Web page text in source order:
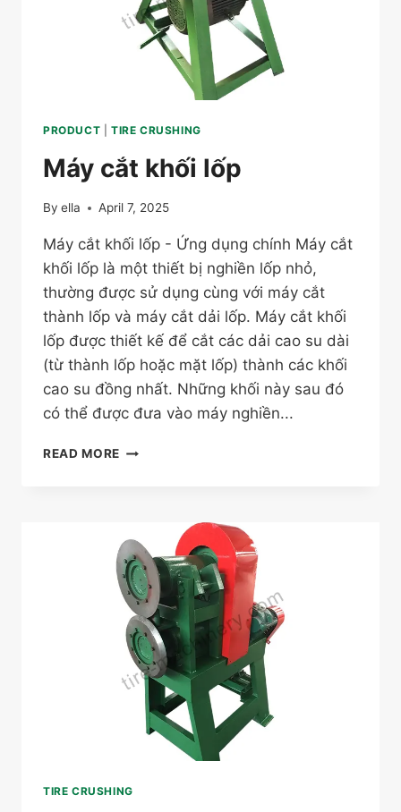
PRODUCT TIRE CRUSHING
Máy cắt khối lốp
By ella April 7, 2025
Máy cắt khối lốp - Ứng dụng chính Máy cắt
khối lốp là một thiết bị nghiền lốp nhỏ,
thường được sử dụng cùng với máy cắt
thành lốp và máy cắt dải lốp. Máy cắt khối
lốp được thiết kế để cắt các dải cao su dài
(từ thành lốp hoặc mặt lốp) thành các khối
cao su đồng nhất. Những khối này sau đó
có thể được đưa vào máy nghiền...
READ MORE MÁY
TIRE CRUSHING